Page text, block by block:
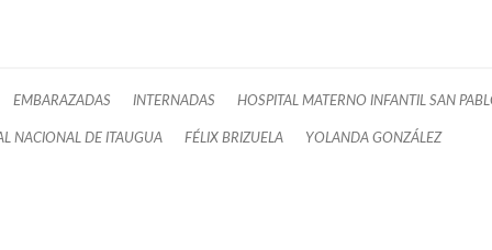
EMBARAZADAS INTERNADAS HOSPITAL MATERNO INFANTIL SAN
NACIONAL DE ITAUGUA FÉLIX BRIZUELA YOLANDA GONZÁLEZ